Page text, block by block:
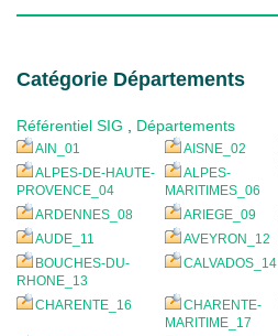
Catégorie Départements
Référentiel SIG Départements
AIN_01 AISNE_02
ALPES-DE-HAUTE-
PROVENCE_04
ALPES-
MARITIMES_06
ARDENNES_08 ARIEGE_09
AUDE_11
AVEYRON_12
BOUCHES-DU-
RHONE_13
CALVADOS_14
CHARENTE_16
CHARENTE-
MARITIME_17